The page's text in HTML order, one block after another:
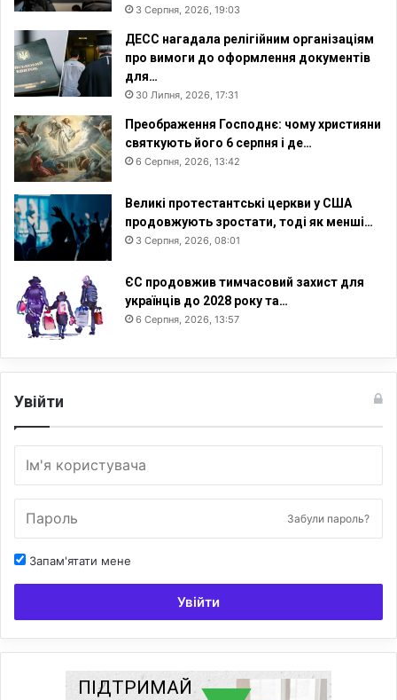
3 Серпня, 2026, 19:03
ДЕСС нагадала релігійним організаціям
про вимоги до оформлення документів
для…
30 Липня, 2026, 17:31
Преображення Господнє: чому християни
святкують його 6 серпня і де…
6 Серпня, 2026, 13:42
Великі протестантські церкви у США
продовжують зростати, тоді як менші…
3 Серпня, 2026, 08:01
ЄС продовжив тимчасовий захист для
українців до 2028 року та…
6 Серпня, 2026, 13:57
Увійти
Забули пароль?
Запам'ятати мене
Увійти